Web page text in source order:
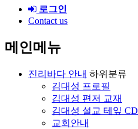
로그인
Contact us
메인메뉴
진리바다 안내 하위분류
김대성 프로필
김대성 편저 교재
김대성 설교 테잎 CD
교회안내